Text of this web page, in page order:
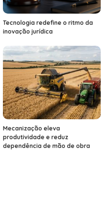
Tecnologia redefine o ritmo da
inovação jurídica
Mecanização eleva
produtividade e reduz
dependência de mão de obra